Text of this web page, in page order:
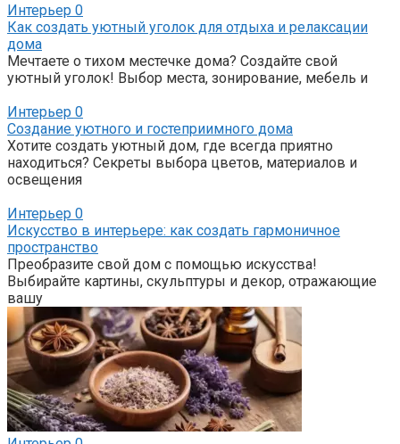
Интерьер 0
Как создать уютный уголок для отдыха и релаксации
дома
Мечтаете о тихом местечке дома? Создайте свой
уютный уголок! Выбор места, зонирование, мебель и
Интерьер 0
Создание уютного и гостеприимного дома
Хотите создать уютный дом, где всегда приятно
находиться? Секреты выбора цветов, материалов и
освещения
Интерьер 0
Искусство в интерьере: как создать гармоничное
пространство
Преобразите свой дом с помощью искусства!
Выбирайте картины, скульптуры и декор, отражающие
вашу